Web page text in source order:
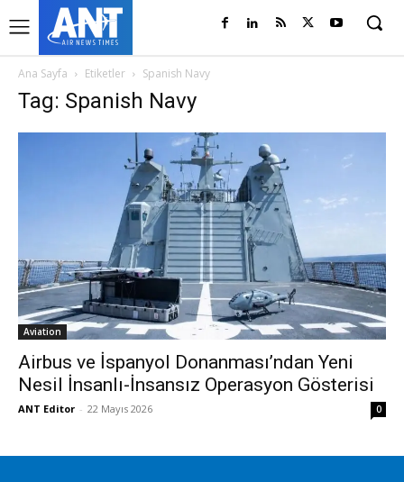
Ana Sayfa Etiketler Spanish Navy
Tag: Spanish Navy
Aviation
Airbus ve İspanyol Donanması’ndan Yeni
Nesil İnsanlı-İnsansız Operasyon Gösterisi
ANT Editor - 22 Mayıs 2026 0